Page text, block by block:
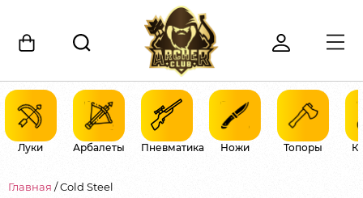
Луки Арбалеты Пневматика Ножи Топоры
Главная / Cold Steel